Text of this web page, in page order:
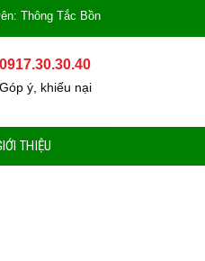
Bồn Cầu, Tắc Cống, Tắc Bồn
0917.30.30.40
Góp ý, khiếu nại
THIỆU